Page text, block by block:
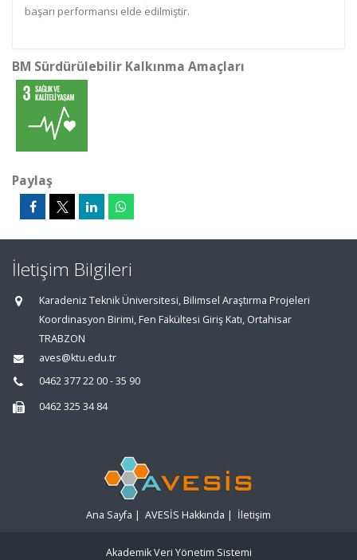
başarı performansı elde edilmiştir.
BM Sürdürülebilir Kalkınma Amaçları
Paylaş
İletişim Bilgileri
Karadeniz Teknik Üniversitesi, Bilimsel Araştırma Projeleri
Koordinasyon Birimi, Fen Fakültesi Giriş Katı, Ortahisar
TRABZON
aves@ktu.edu.tr
0462 377 22 00 - 35 90
0462 325 34 84
Ana Sayfa | AVESİS Hakkında | İletişim
Akademik Veri Yönetim Sistemi